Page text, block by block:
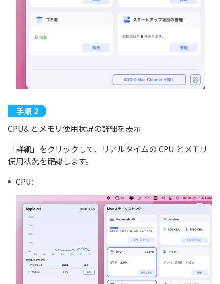
CPU& とメモリ使用状況の詳細を表示
「詳細」をクリックして、リアルタイムの CPU とメモリ
使用状況を確認します。
CPU: